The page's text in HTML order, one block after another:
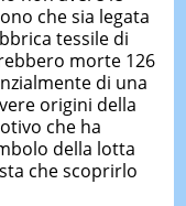
che sia legata
tessile di
morte 126
di una
origini della
che ha
della lotta
che scoprirlo